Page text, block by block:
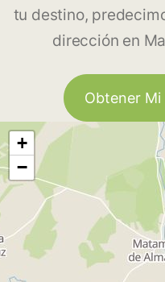
tu destino,
dirección en
Obtener Mi
+
−